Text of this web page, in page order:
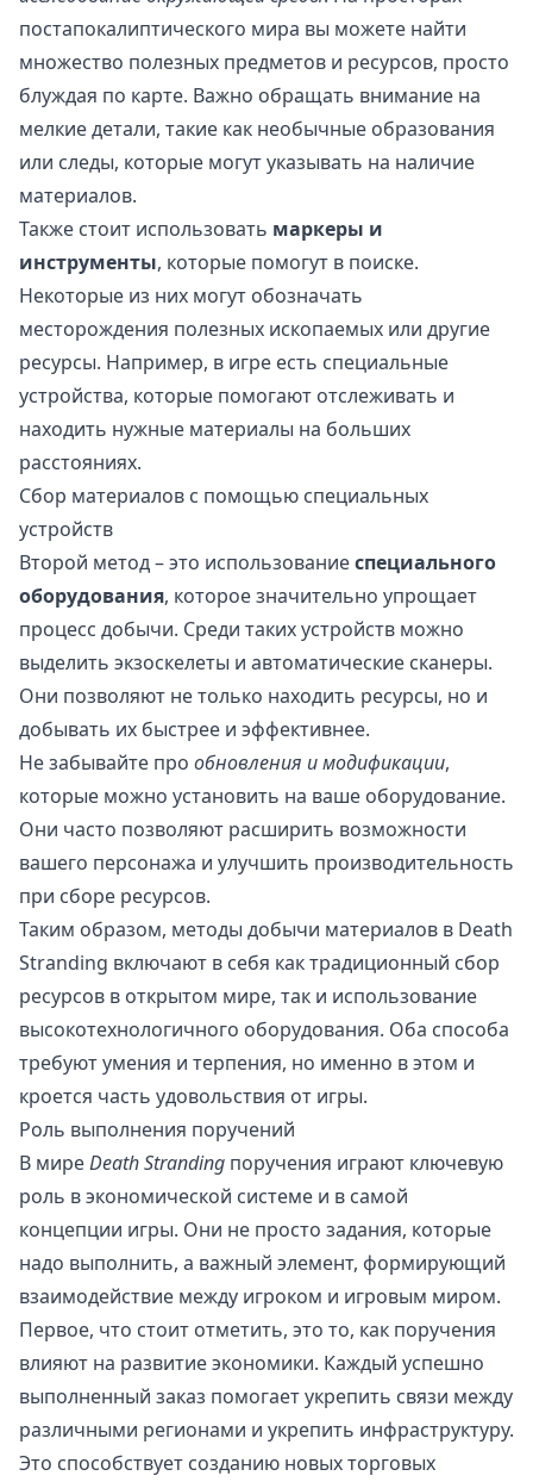
постапокалиптического мира вы можете найти
множество полезных предметов и ресурсов, просто
блуждая по карте. Важно обращать внимание на
мелкие детали, такие как необычные образования
или следы, которые могут указывать на наличие
материалов.
Также стоит использовать маркеры и
инструменты, которые помогут в поиске.
Некоторые из них могут обозначать
месторождения полезных ископаемых или другие
ресурсы. Например, в игре есть специальные
устройства, которые помогают отслеживать и
находить нужные материалы на больших
расстояниях.
Сбор материалов с помощью специальных
устройств
Второй метод – это использованиеспециального
оборудования, которое значительно упрощает
процесс добычи. Среди таких устройств можно
выделить экзоскелеты и автоматические сканеры.
Они позволяют не только находить ресурсы, но и
добывать их быстрее и эффективнее.
Не забывайте про обновления и модификации,
которые можно установить на ваше оборудование.
Они часто позволяют расширить возможности
вашего персонажа и улучшить производительность
при сборе ресурсов.
Таким образом, методы добычи материалов в Death
Stranding включают в себя как традиционный сбор
ресурсов в открытом мире, так и использование
высокотехнологичного оборудования. Оба способа
требуют умения и терпения, но именно в этом и
кроется часть удовольствия от игры.
Роль выполнения поручений
В миреDeath Stranding поручения играют ключевую
роль в экономической системе и в самой
концепции игры. Они не просто задания, которые
надо выполнить, а важный элемент, формирующий
взаимодействие между игроком и игровым миром.
Первое, что стоит отметить, это то, как поручения
влияют на развитие экономики. Каждый успешно
выполненный заказ помогает укрепить связи между
различными регионами и укрепить инфраструктуру.
Это способствует созданию новых торговых